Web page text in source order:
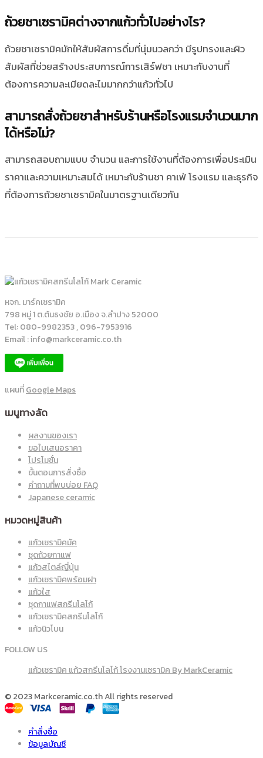
ถ้วยชาเซรามิคต่างจากแก้วทั่วไปอย่างไร?
ถ้วยชาเซรามิคมักให้สัมผัสการดื่มที่นุ่มนวลกว่า มีรูปทรงและผิว
สัมผัสที่ช่วยสร้างประสบการณ์การเสิร์ฟชา เหมาะกับงานที่
ต้องการความละเมียดละไมมากกว่าแก้วทั่วไป
สามารถสั่งถ้วยชาสำหรับร้านหรือโรงแรมจำนวนมาก
ได้หรือไม่?
สามารถสอบถามแบบ จำนวน และการใช้งานที่ต้องการเพื่อประเมิน
ราคาและความเหมาะสมได้ เหมาะกับร้านชา คาเฟ่ โรงแรม และธุรกิจ
ที่ต้องการถ้วยชาเซรามิคในมาตรฐานเดียวกัน
หจก. มาร์คเซรามิค
798 หมู่ 1 ต.ต้นธงชัย อ.เมือง จ.ลำปาง 52000
Tel: 080-9982353 , 096-7953916
Email : info@markceramic.co.th
แผนที่Google Maps
เมนูทางลัด
ผลงานของเรา
ขอใบเสนอราคา
โปรโมชั่น
ขั้นตอนการสั่งซื้อ
คำถามที่พบบ่อย FAQ
Japanese ceramic
หมวดหมู่สินค้า
แก้วเซรามิคมัค
ชุดถ้วยกาแฟ
แก้วสไตล์ญี่ปุ่น
แก้วเซรามิคพร้อมฝา
แก้วใส
ชุดกาแฟสกรีนโลโก้
แก้วเซรามิคสกรีนโลโก้
แก้วนิวโบน
FOLLOW US
แก้วเซรามิค แก้วสกรีนโลโก้ โรงงานเซรามิค By MarkCeramic
© 2023 Markceramic.co.th All rights reserved
คำสั่งซื้อ
ข้อมูลบัญชี